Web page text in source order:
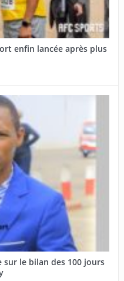
enfin lancée après plus
le bilan des 100 jours